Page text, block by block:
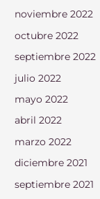
noviembre 2022
octubre 2022
septiembre 2022
julio 2022
mayo 2022
abril 2022
marzo 2022
diciembre 2021
septiembre 2021